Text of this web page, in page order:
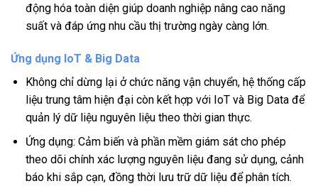
động hóa toàn diện giúp doanh nghiệp nâng cao năng
suất và đáp ứng nhu cầu thị trường ngày càng lớn.
Ứng dụng IoT & Big Data
Không chỉ dừng lại ở chức năng vận chuyển, hệ thống cấp
liệu trung tâm hiện đại còn kết hợp với IoT và Big Data để
quản lý dữ liệu nguyên liệu theo thời gian thực.
Ứng dụng: Cảm biến và phần mềm giám sát cho phép
theo dõi chính xác lượng nguyên liệu đang sử dụng, cảnh
báo khi sắp cạn, đồng thời lưu trữ dữ liệu để phân tích.